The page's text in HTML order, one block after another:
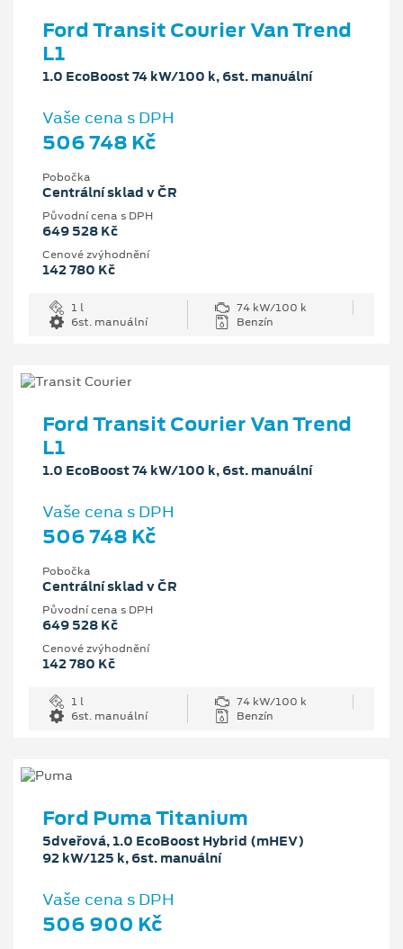
Ford Transit Courier Van Trend
L1
1.0 EcoBoost 74 kW/100 k, 6st. manuální
Vaše cena s DPH
506 748 Kč
Pobočka
Centrální sklad v ČR
Původní cena s DPH
649 528 Kč
Cenové zvýhodnění
142 780 Kč
1 l
74 kW/100 k
6st. manuální
Benzín
Ford Transit Courier Van Trend
L1
1.0 EcoBoost 74 kW/100 k, 6st. manuální
Vaše cena s DPH
506 748 Kč
Pobočka
Centrální sklad v ČR
Původní cena s DPH
649 528 Kč
Cenové zvýhodnění
142 780 Kč
1 l
74 kW/100 k
6st. manuální
Benzín
Ford Puma Titanium
5dveřová, 1.0 EcoBoost Hybrid (mHEV)
92 kW/125 k, 6st. manuální
Vaše cena s DPH
506 900 Kč